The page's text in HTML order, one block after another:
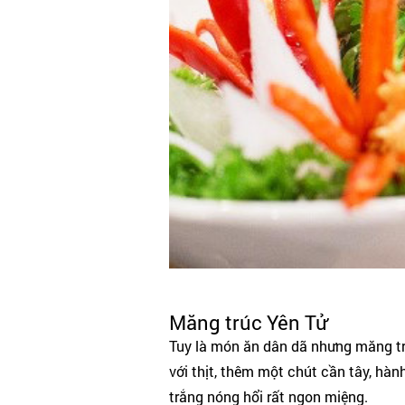
Măng trúc Yên Tử
Tuy là món ăn dân dã nhưng măng
với thịt, thêm một chút cần tây,
trắng nóng hổi rất ngon miệng.